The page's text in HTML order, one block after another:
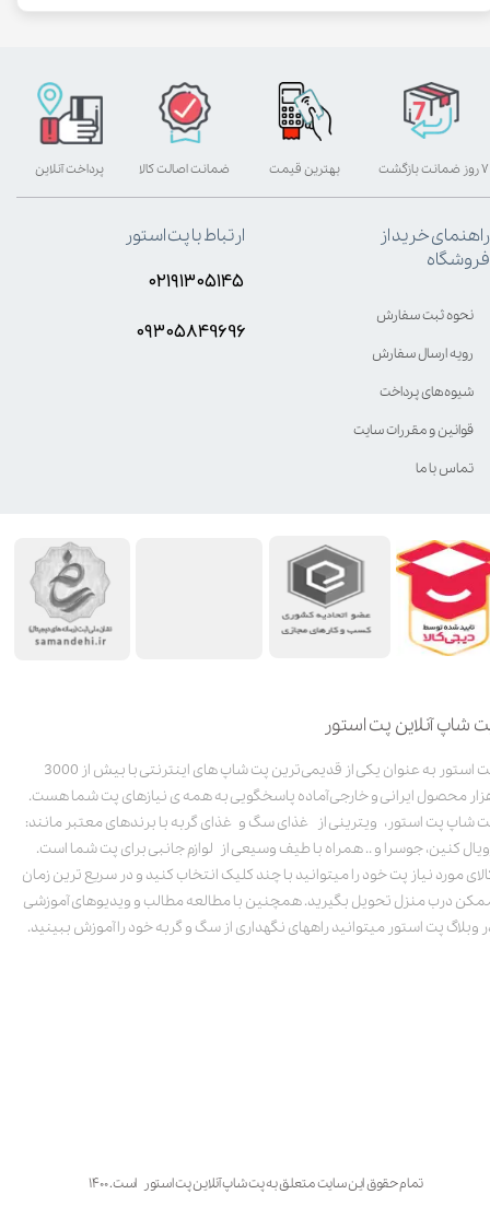
شاپ آنلاین پت استور
پت استور به عنوان یکی از قدیمی‌ترین پت شاپ های اینترنتی با بیش از 3000
محصول ایرانی و خارجی آماده پاسخگویی به همه ی نیازهای پت شما هست.
شاپ پت استور، ویترینی از غذای سگ و غذای گربه با برندهای معتبر مانند:
کنین، جوسرا و .. همراه با طیف وسیعی از لوازم جانبی برای پت شما است.
مورد نیاز پت خود را میتوانید با چند کلیک انتخاب کنید و در سریع ترین زمان
درب منزل تحویل بگیرید. همچنین با مطالعه مطالب و ویدیوهای آموزشی
وبلاگ پت استور میتوانید راههای نگهداری از سگ و گربه خود را آموزش ببینید.
تمام حقوق این سایت متعلق به پت شاپ آنلاین پت استور است. ۱۴۰۰
بهترین قیمت پرداخت آنلاین ۷ روز ضمانت بازگشت ضمانت اصالت کالا
راهنمای خرید از
فروشگاه
نحوه ثبت سفارش
رویه ارسال سفارش
شیوه‌های پرداخت
قوانین و مقررات سایت
تماس با ما
ارتباط با پت استور
۰۲۱۹۱۳۰۵۱۴۵
۰۹۳۰۵8۴9696